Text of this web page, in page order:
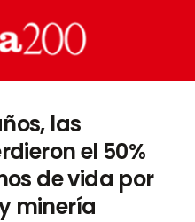
las
el 50%
de vida por
minería